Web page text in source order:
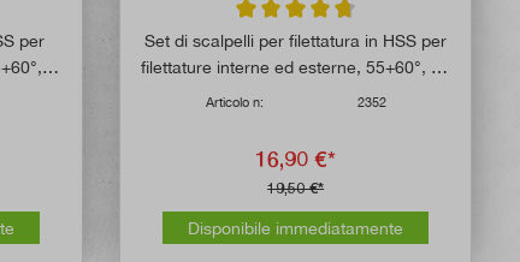
su 5 stelle
per
8
Valutazione media di 4.8 su 5 stelle
Set di scalpelli per filettatura in HSS per
filettature interne ed esterne, 55+60°, 10
Articolo n: 2352
16,90 €*
19,50 €*
Disponibile immediatamente